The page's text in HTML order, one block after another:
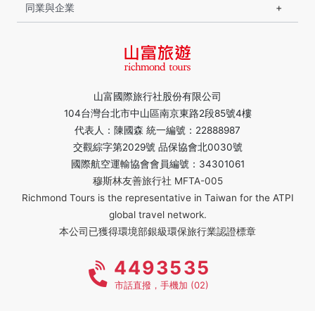
山富國際旅行社股份有限公司
104台灣台北市中山區南京東路2段85號4樓
代表人：陳國森 統一編號：22888987
交觀綜字第2029號 品保協會北0030號
國際航空運輸協會會員編號：34301061
穆斯林友善旅行社 MFTA-005
Richmond Tours is the representative in Taiwan for the ATPI
global travel network.
本公司已獲得環境部銀級環保旅行業認證標章
同業與企業
4493535
市話直撥，手機加 (02)